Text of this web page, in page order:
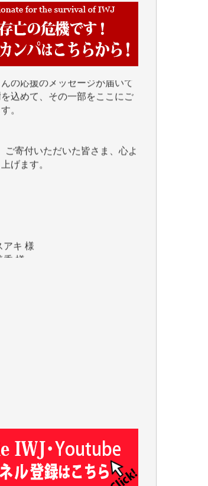
付・カンパをいただいた方々
んの応援のメッセージが届いて
。
ご寄付いただいた皆さま、心よ
キ 様
様
様
様